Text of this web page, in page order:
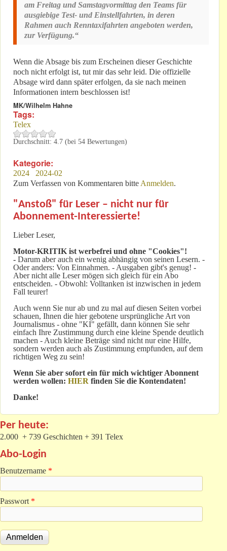
am Freitag und Samstagvormittag den Teams für
ausgiebige Test- und Einstellfahrten, in deren
Rahmen auch Renntaxifahrten angeboten werden,
zur Verfügung.“
Wenn die Absage bis zum Erscheinen dieser Geschichte
noch nicht erfolgt ist, tut mir das sehr leid. Die offizielle
Absage wird dann später erfolgen, da sie nach meinen
Informationen intern beschlossen ist!
MK/Wilhelm Hahne
Tags:
Telex
Durchschnitt: 4.7 (bei 54 Bewertungen)
Kategorie:
2024
2024-02
Zum Verfassen von Kommentaren bitte Anmelden.
"Anstoß" für Leser – nicht nur für
Abonnement-Interessierte!
Lieber Leser,
Motor-KRITIK ist werbefrei und ohne "Cookies"!
- Darum aber auch ein wenig abhängig von seinen Lesern. -
Oder anders: Von Einnahmen. - Ausgaben gibt's genug! -
Aber nicht alle Leser mögen sich gleich für ein Abo
entscheiden. - Obwohl: Volltanken ist inzwischen in jedem
Fall teurer!
Auch wenn Sie nur ab und zu mal auf diesen Seiten vorbei
schauen, Ihnen die hier gebotene ursprüngliche Art von
Journalismus - ohne "KI" gefällt, dann können Sie sehr
einfach Ihre Zustimmung durch eine kleine Spende deutlich
machen - Auch kleine Beträge sind nicht nur eine Hilfe,
sondern werden auch als Zustimmung empfunden, auf dem
richtigen Weg zu sein!
Wenn Sie aber sofort ein für mich wichtiger Abonnent
werden wollen: HIER finden Sie die Kontendaten!
Danke!
Per heute:
2.000 + 739 Geschichten + 391 Telex
Abo-Login
Benutzername *
Passwort *